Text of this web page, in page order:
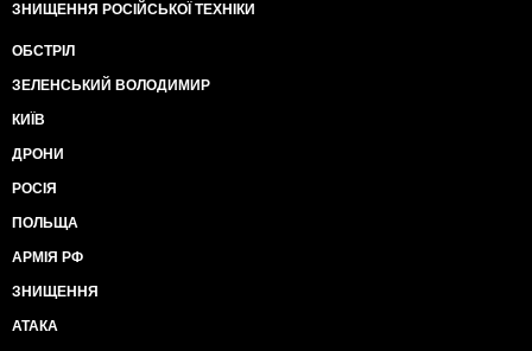
ЗНИЩЕННЯ РОСІЙСЬКОЇ ТЕХНІКИ
ОБСТРІЛ
ЗЕЛЕНСЬКИЙ ВОЛОДИМИР
КИЇВ
ДРОНИ
РОСІЯ
ПОЛЬЩА
АРМІЯ РФ
ЗНИЩЕННЯ
АТАКА